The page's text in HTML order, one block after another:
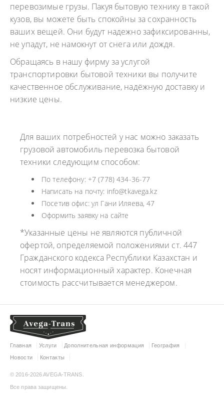
перевозимые грузы. Пакуя бытовую технику в такой
кузов, вы можете быть спокойны за сохранность
ваших вещей. Они будут надежно зафиксированны,
не упадут, не намокнут от снега или дождя.
Обращаясь в нашу фирму за услугой
транспортировки бытовой техники вы получите
качественное обслуживание, надёжную доставку и
низкие цены.
Для ваших потребностей у нас можно заказать
грузовой автомобиль перевозка бытовой
техники следующим способом:
По телефону: +7 (778) 434-36-77
Написать на почту: info@tkavega.kz
Посетив офис: ул Гани Иляева, 47
Оформить заявку на сайте
*Указанные цены не являются публичной
офертой, определяемой положениями ст. 447
Гражданского кодекса Республики Казахстан и
носят информационный характер. Конечная
стоимость рассчитывается менеджером.
Главная Услуги Дополнительная информация
География
Новости
Контакты
© 2016-2026 AVEGA-TRANS.
Все права защищены.